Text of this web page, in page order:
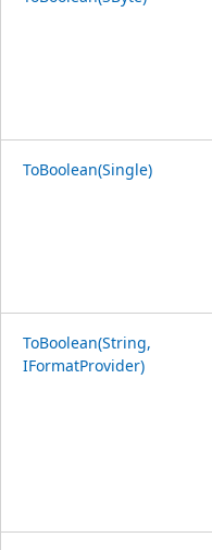
ToBoolean(Single)
ToBoolean(String,
IFormatProvider)